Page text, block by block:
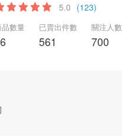
5.0 (123)
數量 已賣出件數
561
關注人數
700